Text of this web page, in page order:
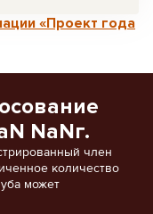
«Проект года
NaNг.
член
количество
может